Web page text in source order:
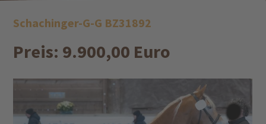
Schachinger-G-G BZ31892
Preis: 9.900,00 Euro